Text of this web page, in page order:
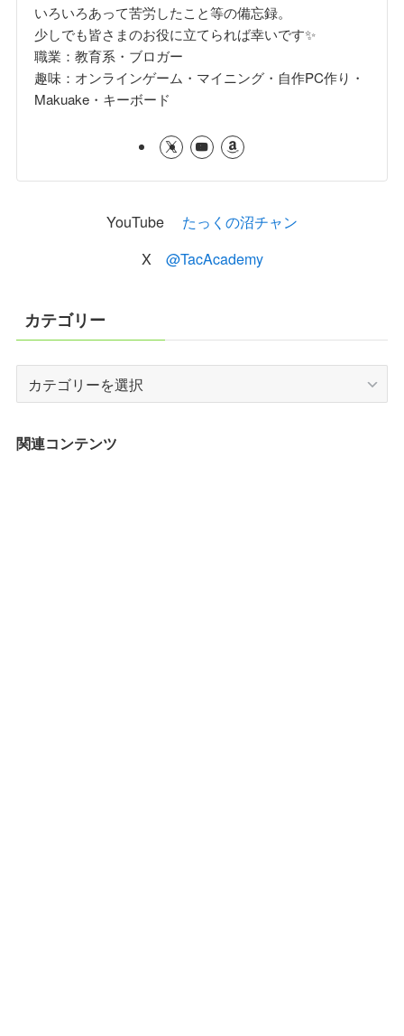
いろいろあって苦労したこと等の備忘録。
少しでも皆さまのお役に立てられば幸いです✨
職業：教育系・ブロガー
趣味：オンラインゲーム・マイニング・自作PC作り・
Makuake・キーボード
YouTube たっくの沼チャン
X @TacAcademy
カテゴリー
テ
リ
関連コンテンツ